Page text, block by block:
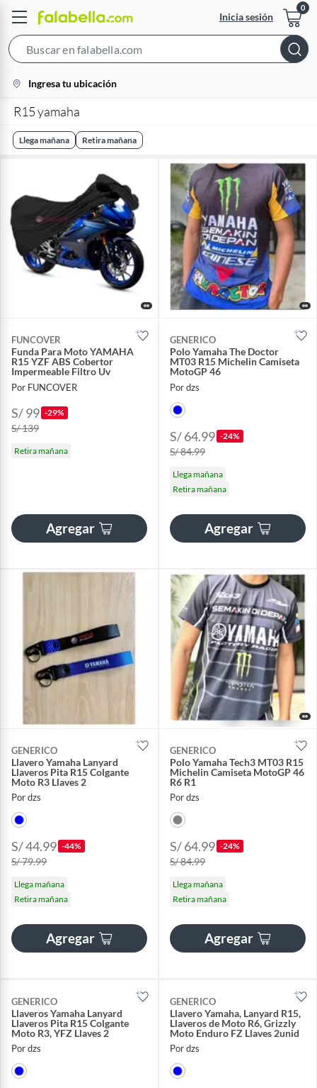
Inicia sesión
Bar
location-
icon
Ingresa tu ubicación
R15 yamaha
Llega mañana Retira mañana
FUNCOVER
Funda Para Moto YAMAHA
R15 YZF ABS Cobertor
Impermeable Filtro Uv
Por FUNCOVER
S/ 99 -29%
S/ 139
Retira mañana
Agregar
GENERICO
Polo Yamaha The Doctor
MT03 R15 Michelin Camiseta
MotoGP 46
Por dzs
S/ 64.99 -24%
S/ 84.99
Llega mañana
Retira mañana
Agregar
GENERICO
Llavero Yamaha Lanyard
Llaveros Pita R15 Colgante
Moto R3 Llaves 2
Por dzs
S/ 44.99 -44%
S/ 79.99
Llega mañana
Retira mañana
Agregar
GENERICO
Polo Yamaha Tech3 MT03 R15
Michelin Camiseta MotoGP 46
R6 R1
Por dzs
S/ 64.99 -24%
S/ 84.99
Llega mañana
Retira mañana
Agregar
GENERICO
Llaveros Yamaha Lanyard
Llaveros Pita R15 Colgante
Moto R3, YFZ Llaves 2
Por dzs
GENERICO
Llavero Yamaha, Lanyard R15,
Llaveros de Moto R6, Grizzly
Moto Enduro FZ Llaves 2unid
Por dzs